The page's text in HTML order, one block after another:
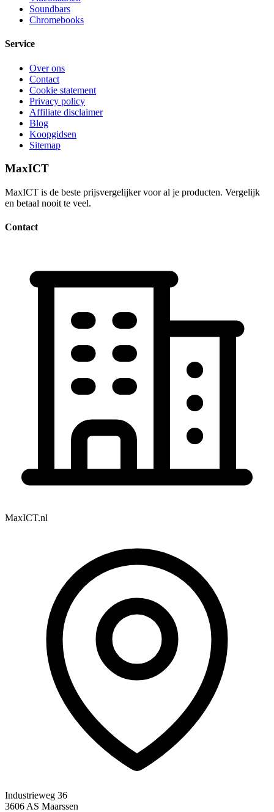
Soundbars
Chromebooks
Service
Over ons
Contact
Cookie statement
Privacy policy
Affiliate disclaimer
Blog
Koopgidsen
Sitemap
MaxICT
MaxICT is de beste prijsvergelijker voor al je producten. Vergelijk
en betaal nooit te veel.
Contact
MaxICT.nl
Industrieweg 36
3606 AS Maarssen